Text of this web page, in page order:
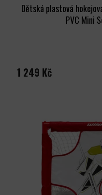
Dětská plastová
PVC Mini
1 249 Kč